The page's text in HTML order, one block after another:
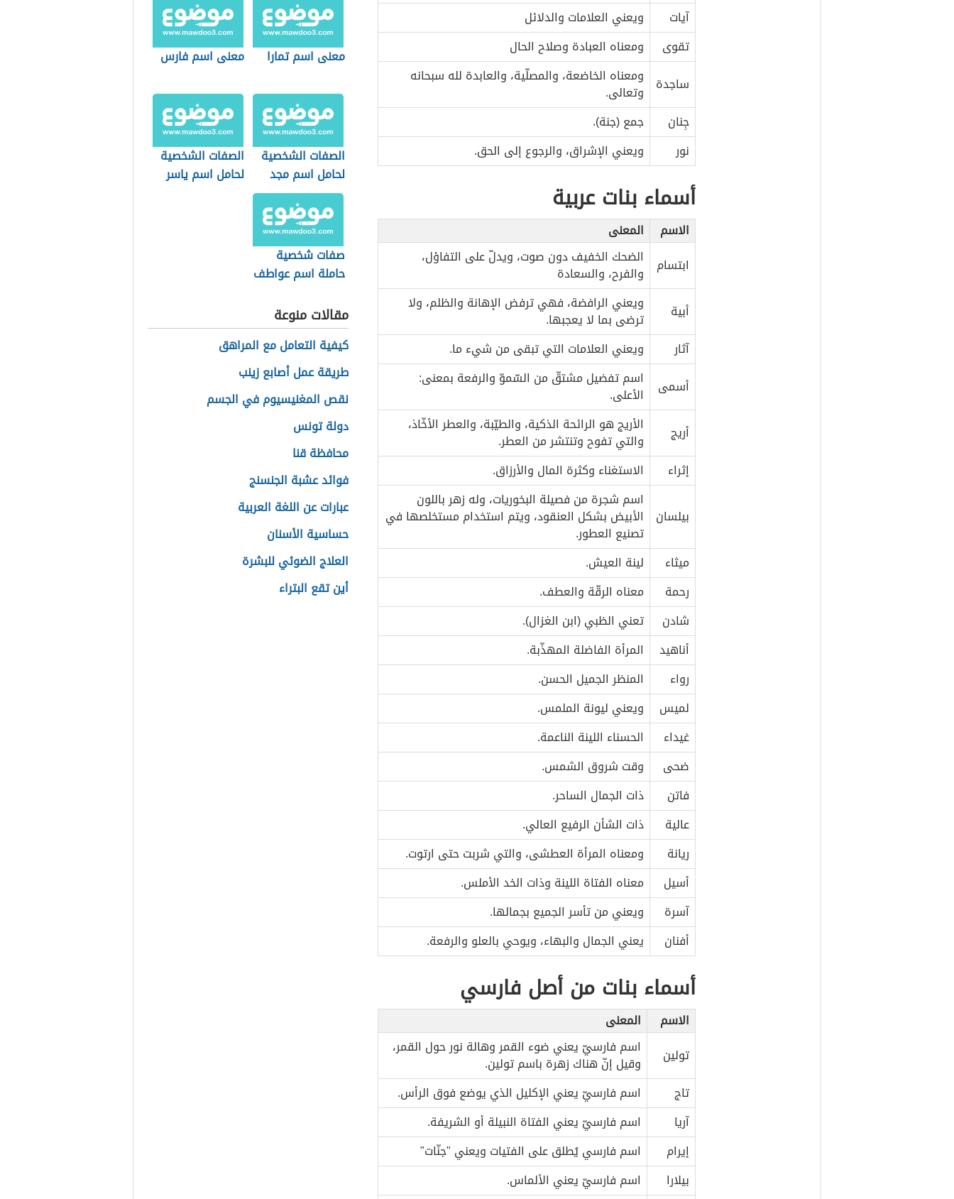
آيات
ويعني العلامات والدلائل
تقوى
ومعناه العبادة وصلاح الحال
ساجدة
ومعناه الخاضعة، والمصلّية، والعابدة لله سبحانه
وتعالى.
جِنان
جمع (جنة).
نور
ويعني الإشراق، والرجوع إلى الحق.
أسماء بنات عربية
الاسم
المعنى
ابتسام
الضحك الخفيف دون صوت، ويدلّ على التفاؤل،
والفرح، والسعادة
أبية
ويعني الرافضة، فهي ترفض الإهانة والظلم، ولا
ترضى بما لا يعجبها.
آثار
ويعني العلامات التي تبقى من شيء ما.
أسمى
اسم تفضيل مشتقّ من السّموّ والرفعة بمعنى:
الأعلى.
أريج
الأريج هو الرائحة الذكية، والطيّبة، والعطر الأخّاذ،
والتي تفوح وتنتشر من العطر.
إثراء
الاستغناء وكثرة المال والأرزاق.
بيلسان
اسم شجرة من فصيلة البخوريات، وله زهر باللون
الأبيض بشكل العنقود، ويتم استخدام مستخلصها في
تصنيع العطور.
ميثاء
لينة العيش.
رحمة
معناه الرقّة والعطف.
شادن
تعني الظبي (ابن الغزال).
أناهيد
المرأة الفاضلة المهذّبة.
رواء
المنظر الجميل الحسن.
لميس
ويعني ليونة الملمس.
غيداء
الحسناء اللينة الناعمة.
ضحى
وقت شروق الشمس.
فاتن
ذات الجمال الساحر.
عالية
ذات الشأن الرفيع العالي.
ريانة
ومعناه المرأة العطشى، والتي شربت حتى ارتوت.
أسيل
معناه الفتاة اللينة وذات الخد الأملس.
آسرة
ويعني من تأسر الجميع بجمالها.
أفنان
يعني الجمال والبهاء، ويوحي بالعلو والرفعة.
أسماء بنات من أصل فارسي
الاسم
المعنى
تولين
اسم فارسيّ يعني ضوء القمر وهالة نور حول القمر،
وقيل إنّ هناك زهرة باسم تولين.
تاج
اسم فارسيّ يعني الإكليل الذي يوضع فوق الرأس.
آريا
اسم فارسيّ يعني الفتاة النبيلة أو الشريفة.
إيرام
اسم فارسي يُطلق على الفتيات ويعني "جنّات"
بيلارا
اسم فارسيّ يعني الألماس.
معنى اسم تمارا معنى اسم فارس
الصفات الشخصية
لحامل اسم مجد
الصفات الشخصية
لحامل اسم ياسر
صفات شخصية
حاملة اسم عواطف
مقالات منوعة
كيفية التعامل مع المراهق
طريقة عمل أصابع زينب
نقص المغنيسيوم في الجسم
دولة تونس
محافظة قنا
فوائد عشبة الجنسنج
عبارات عن اللغة العربية
حساسية الأسنان
العلاج الضوئي للبشرة
أين تقع البتراء